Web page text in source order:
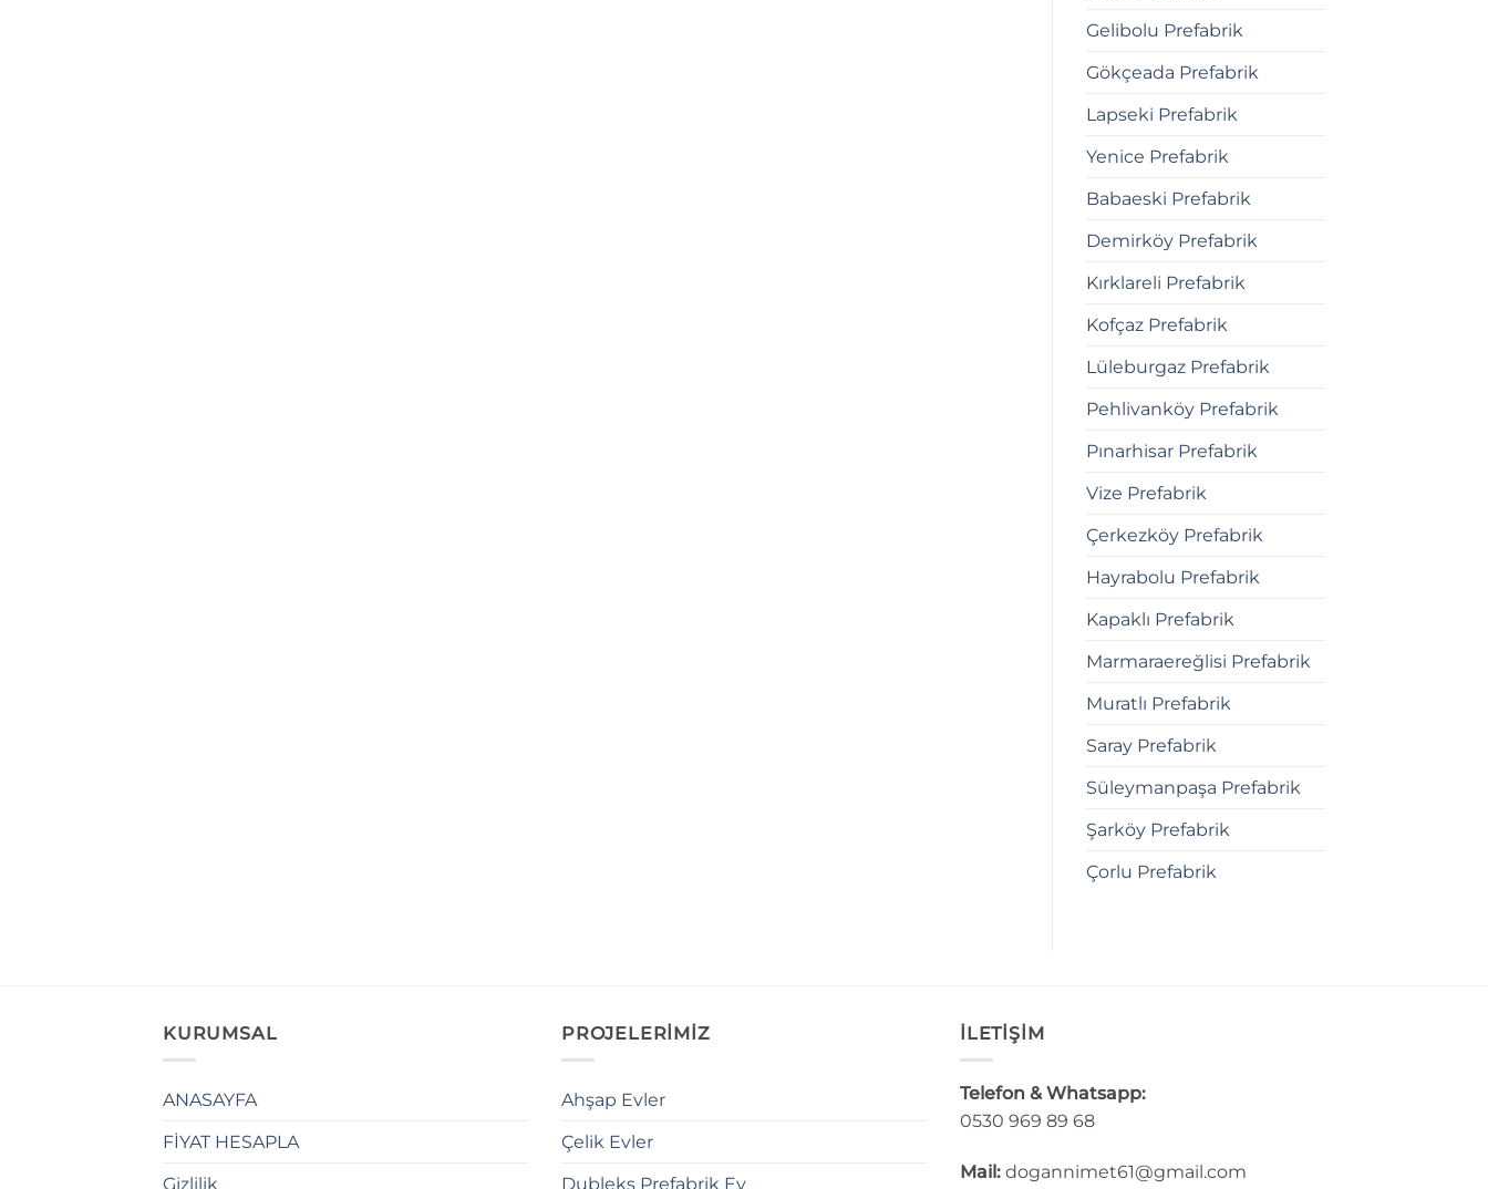
Gelibolu Prefabrik
Gökçeada Prefabrik
Lapseki Prefabrik
Yenice Prefabrik
Babaeski Prefabrik
Demirköy Prefabrik
Kırklareli Prefabrik
Kofçaz Prefabrik
Lüleburgaz Prefabrik
Pehlivanköy Prefabrik
Pınarhisar Prefabrik
Vize Prefabrik
Çerkezköy Prefabrik
Hayrabolu Prefabrik
Kapaklı Prefabrik
Marmaraereğlisi Prefabrik
Muratlı Prefabrik
Saray Prefabrik
Süleymanpaşa Prefabrik
Şarköy Prefabrik
Çorlu Prefabrik
KURUMSAL
ANASAYFA
FİYAT HESAPLA
Gizlilik
PROJELERİMİZ
Ahşap Evler
Çelik Evler
Dubleks Prefabrik Ev
İLETİŞİM
Telefon & Whatsapp:
0530 969 89 68
Mail: dogannimet61@gmail.com